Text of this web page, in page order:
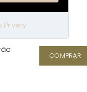
COMPRAR